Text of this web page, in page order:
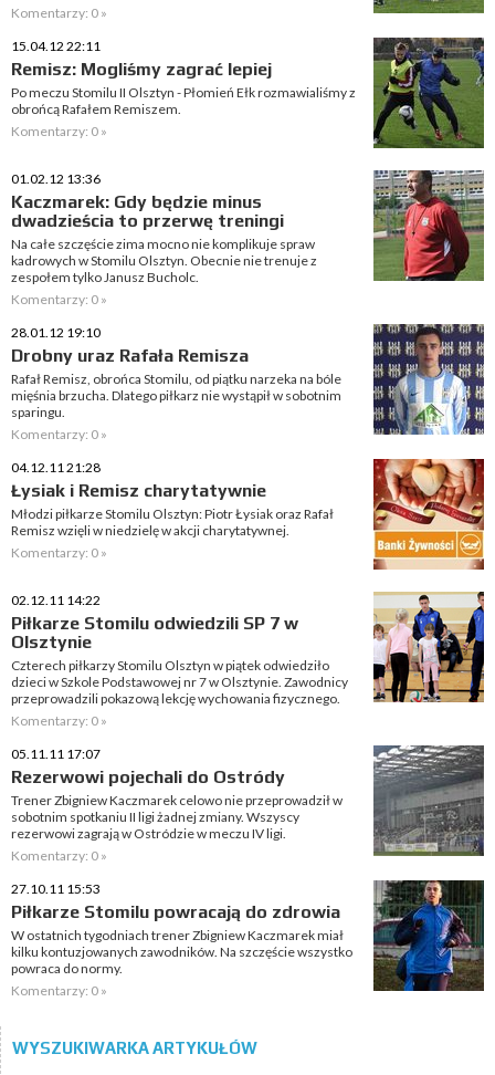
Komentarzy: 0 »
15.04.12 22:11
Remisz: Mogliśmy zagrać lepiej
Po meczu Stomilu II Olsztyn - Płomień Ełk rozmawialiśmy z
obrońcą Rafałem Remiszem.
Komentarzy: 0 »
01.02.12 13:36
Kaczmarek: Gdy będzie minus
dwadzieścia to przerwę treningi
Na całe szczęście zima mocno nie komplikuje spraw
kadrowych w Stomilu Olsztyn. Obecnie nie trenuje z
zespołem tylko Janusz Bucholc.
Komentarzy: 0 »
28.01.12 19:10
Drobny uraz Rafała Remisza
Rafał Remisz, obrońca Stomilu, od piątku narzeka na bóle
mięśnia brzucha. Dlatego piłkarz nie wystąpił w sobotnim
sparingu.
Komentarzy: 0 »
04.12.11 21:28
Łysiak i Remisz charytatywnie
Młodzi piłkarze Stomilu Olsztyn: Piotr Łysiak oraz Rafał
Remisz wzięli w niedzielę w akcji charytatywnej.
Komentarzy: 0 »
02.12.11 14:22
Piłkarze Stomilu odwiedzili SP 7 w
Olsztynie
Czterech piłkarzy Stomilu Olsztyn w piątek odwiedziło
dzieci w Szkole Podstawowej nr 7 w Olsztynie. Zawodnicy
przeprowadzili pokazową lekcję wychowania fizycznego.
Komentarzy: 0 »
05.11.11 17:07
Rezerwowi pojechali do Ostródy
Trener Zbigniew Kaczmarek celowo nie przeprowadził w
sobotnim spotkaniu II ligi żadnej zmiany. Wszyscy
rezerwowi zagrają w Ostródzie w meczu IV ligi.
Komentarzy: 0 »
27.10.11 15:53
Piłkarze Stomilu powracają do zdrowia
W ostatnich tygodniach trener Zbigniew Kaczmarek miał
kilku kontuzjowanych zawodników. Na szczęście wszystko
powraca do normy.
Komentarzy: 0 »
WYSZUKIWARKA ARTYKUŁÓW